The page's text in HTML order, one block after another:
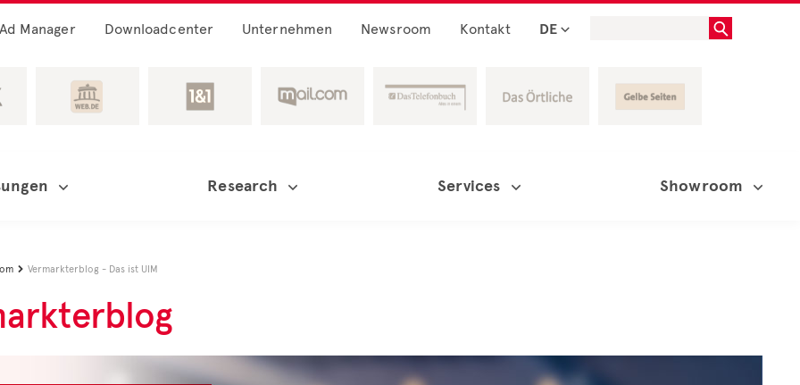
Ad Manager Downloadcenter Unternehmen Newsroom Kontakt DE
Research Services Showroom
 Vermarkterblog - Das ist UIM